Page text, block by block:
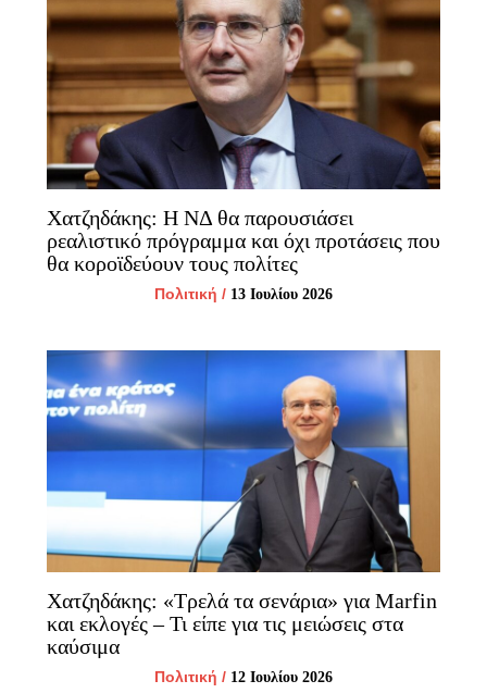
Χατζηδάκης: Η ΝΔ θα παρουσιάσει
ρεαλιστικό πρόγραμμα και όχι προτάσεις που
θα κοροϊδεύουν τους πολίτες
Πολιτική / 13 Ιουλίου 2026
Χατζηδάκης: «Τρελά τα σενάρια» για Marfin
και εκλογές – Τι είπε για τις μειώσεις στα
καύσιμα
Πολιτική / 12 Ιουλίου 2026